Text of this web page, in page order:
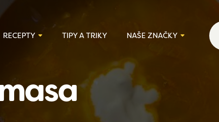
RECEPTY TIPY A TRIKY NAŠE ZNAČKY